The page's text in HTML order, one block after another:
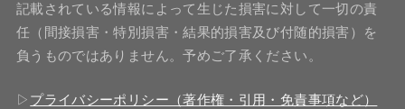
記載されている情報によって生じた損害に対して一切の責
任（間接損害・特別損害・結果的損害及び付随的損害）を
負うものではありません。予めご了承ください。
▷ プライバシーポリシー（著作権・引用・免責事項など）